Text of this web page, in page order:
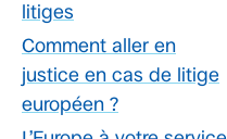
litiges
Comment aller en
justice en cas de litige
européen ?